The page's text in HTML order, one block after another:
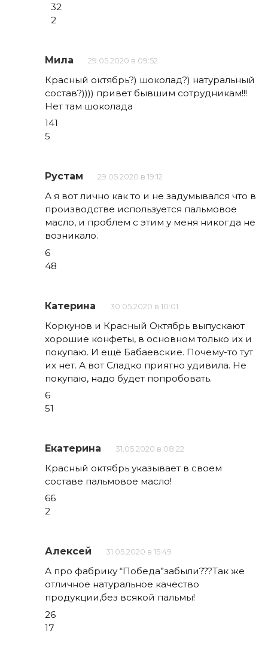
32
2
Мила 29.05.2020 в 09:52
Красный октябрь?) шоколад?) натуральный
состав?)))) привет бывшим сотрудникам!!!
Нет там шоколада
141
5
Рустам 29.05.2020 в 19:12
А я вот лично как то и не задумывался что в
производстве используется пальмовое
масло, и проблем с этим у меня никогда не
возникало.
6
48
Катерина 30.05.2020 в 10:01
Коркунов и Красный Октябрь выпускают
хорошие конфеты, в основном только их и
покупаю. И ещё Бабаевские. Почему-то тут
их нет. А вот Сладко приятно удивила. Не
покупаю, надо будет попробовать.
6
51
Екатерина 31.05.2020 в 08:22
Красный октябрь указывает в своем
составе пальмовое масло!
66
2
Алексей 31.05.2020 в 15:49
А про фабрику “Победа”забыли???Так же
отличное натуральное качество
продукции,без всякой пальмы!
26
17